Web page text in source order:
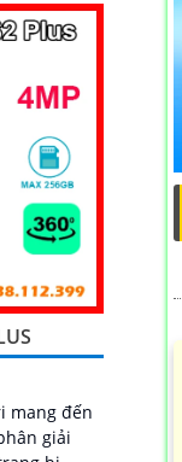
mang đến
giải